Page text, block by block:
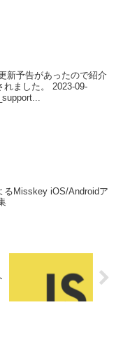
新予告があったので紹介
れました。 2023-09-
るMisskey iOS/Androidア